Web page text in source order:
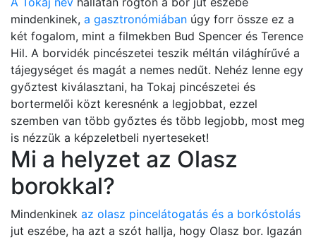
mindenkinek, a gasztronómiában úgy forr össze ez a
két fogalom, mint a filmekben Bud Spencer és Terence
Hil. A borvidék pincészetei teszik méltán világhírűvé a
tájegységet és magát a nemes nedűt. Nehéz lenne egy
győztest kiválasztani, ha Tokaj pincészetei és
bortermelői közt keresnénk a legjobbat, ezzel
szemben van több győztes és több legjobb, most meg
is nézzük a képzeletbeli nyerteseket!
Mi a helyzet az Olasz
borokkal?
Mindenkinek az olasz pincelátogatás és a borkóstolás
jut eszébe, ha azt a szót hallja, hogy Olasz bor. Igazán